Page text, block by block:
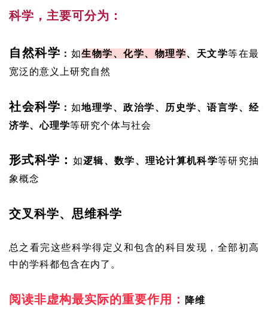
科学，主要可分为：
自然科学 ： 如生物学、化学、物理学、天文学等在最
宽泛的意义上研究自然
社会科学 ： 如地理学、政治学、历史学、语言学、经
济学、心理学等研究个体与社会
形式科学： 如逻辑、数学、理论计算机科学等研究抽
象概念
交叉科学、思维科学
总之看完这些科学得定义和包含的科目发现，全部初高
中的学科都包含在内了。
阅读非虚构最实际的重要作用： 降维